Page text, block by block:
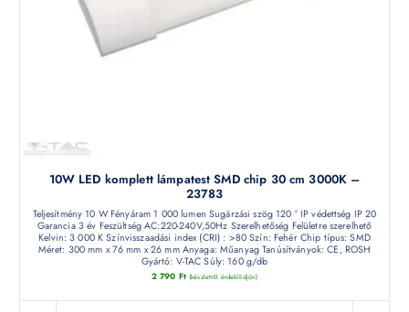
10W LED komplett lámpatest SMD chip 30 cm 3000K –
23783
Teljesítmény 10 W Fényáram 1 000 lumen Sugárzási szög 120 ° IP védettség IP 20
Garancia 3 év Feszültség AC:220-240V,50Hz Szerelhetőség Felületre szerelhető
Kelvin: 3 000 K Színvisszaadási index (CRI) : >80 Szín: Fehér Chip típus: SMD
Méret: 300 mm x 76 mm x 26 mm Anyaga: Műanyag Tanúsítványok: CE, ROSH
Gyártó: V-TAC Súly: 160 g/db
2 790 Ft (készletről érdeklődjön)